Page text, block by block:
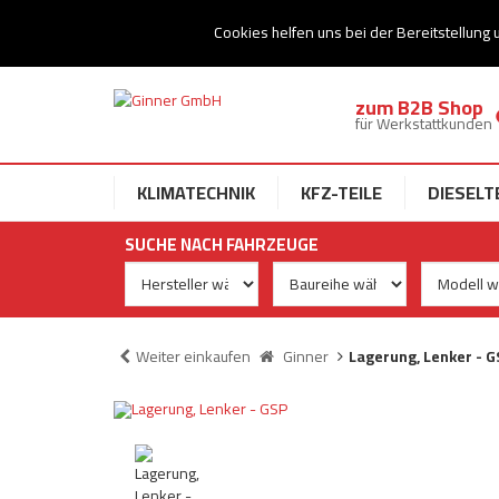
Cookies helfen uns bei der Bereitstellung
Ihr Speziallist für Dieseltechnik
zum B2B Shop
für Werkstattkunden
KLIMATECHNIK KFZ-TEILE
SUCHE NACH FAHRZEUGE
Weiter einkaufen Ginner Lagerung, Lenker -